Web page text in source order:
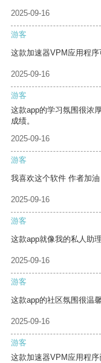
2025-09-16
游客
这款加速器VPM应用程序
2025-09-16
游客
这款app的学习氛围很浓
成绩。
2025-09-16
游客
我喜欢这个软件 作者加油
2025-09-16
游客
这款app就像我的私人助
2025-09-16
游客
这款app的社区氛围很温
2025-09-16
游客
这款加速器VPM应用程